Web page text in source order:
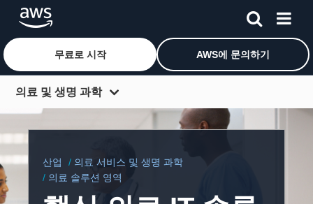
메인 콘텐츠로 건너뛰기
무료로 시작 AWS에 문의하기
의료 및 생명 과학
솔루션
산업
의료 서비스 및 생명 과학
의료 솔루션 영역